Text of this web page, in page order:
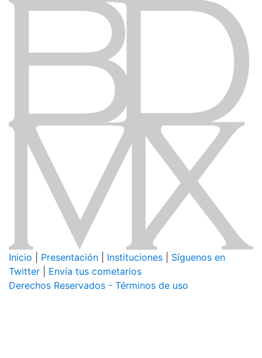
Inicio Presentación Instituciones
Síguenos en
Twitter
Envía tus cometarios
Derechos Reservados - Términos de uso